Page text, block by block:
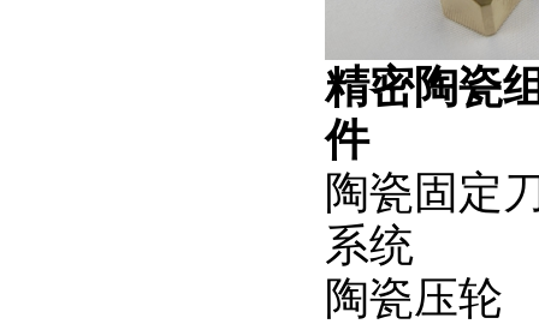
精密陶瓷
陶瓷固
系统
陶